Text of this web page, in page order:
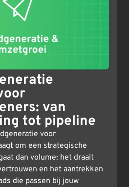
van
tot pipeline
voor
om een strategische
dan volume: het draait
en het aantrekken
die passen bij jouw